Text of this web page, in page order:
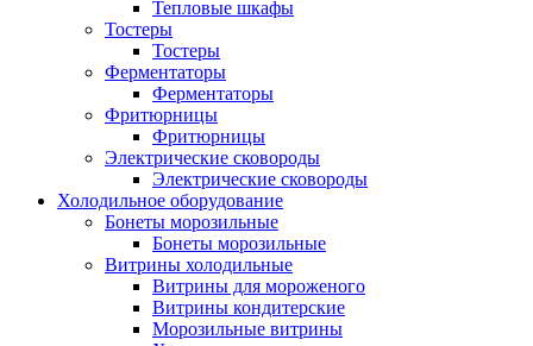
Тепловые шкафы
Тостеры
Тостеры
Ферментаторы
Ферментаторы
Фритюрницы
Фритюрницы
Электрические сковороды
Электрические сковороды
Холодильное оборудование
Бонеты морозильные
Бонеты морозильные
Витрины холодильные
Витрины для мороженого
Витрины кондитерские
Морозильные витрины